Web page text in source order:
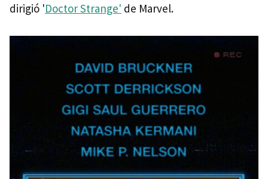
dirigió 'Doctor Strange' de Marvel.